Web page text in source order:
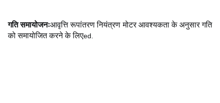
गति समायोजनःआवृत्ति रूपांतरण नियंत्रण मोटर आवश्यकता के अनुसार गति
को समायोजित करने के लिएed.